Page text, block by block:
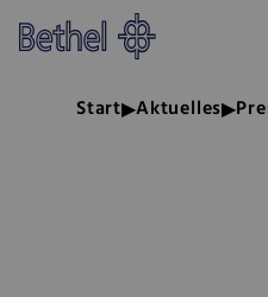
Zum Hauptinhalt springen
Zur Fußzeile springen
Bethel -
Start Aktuelles